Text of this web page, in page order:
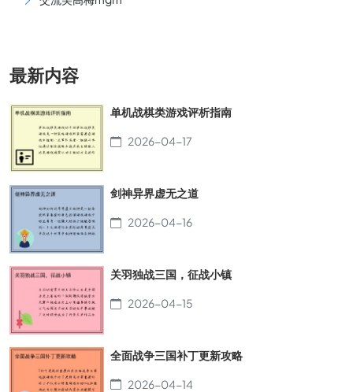
最新内容
单机战棋类游戏评析指南
2026-04-17
剑神异界虚无之道
2026-04-16
关羽独战三国，征战小镇
2026-04-15
全面战争三国补丁更新攻略
2026-04-14